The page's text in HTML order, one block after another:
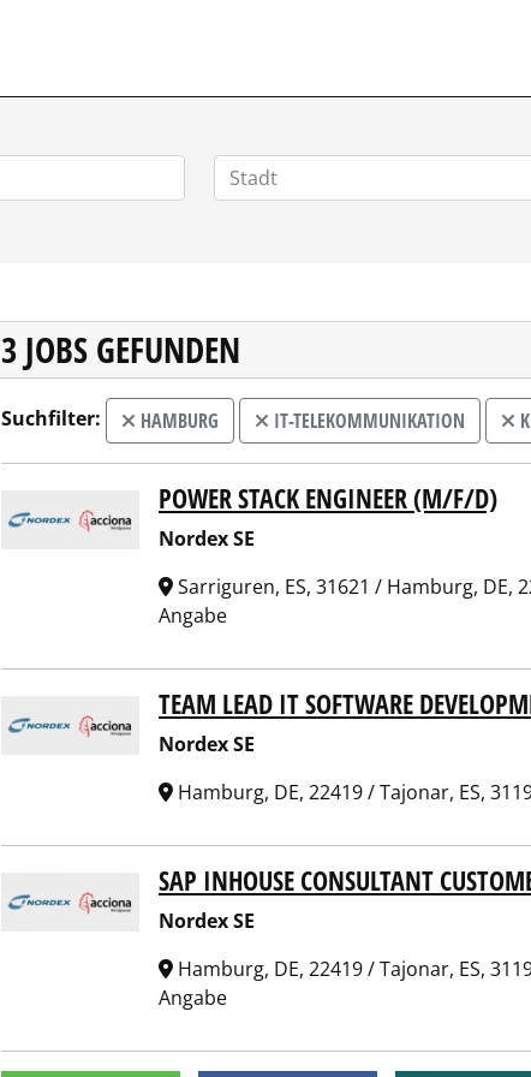
3 JOBS GEFUNDEN
Suchfilter: HAMBURG IT-TELEKOMMUNIKATION
POWER STACK ENGINEER (M/F/D)
Nordex SE
Sarriguren, ES, 31621 / Hamburg, DE,
Angabe
TEAM LEAD IT SOFTWARE
Nordex SE
Hamburg, DE, 22419 / Tajonar, ES,
SAP INHOUSE CONSULTANT
Nordex SE
Hamburg, DE, 22419 / Tajonar, ES,
Angabe